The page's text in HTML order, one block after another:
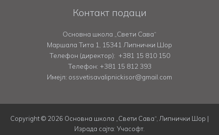
Контакт подаци
Основна школа „Свети Сава“
Маршала Тита 1, 15341 Липнички Шор
Телефон (директор): +381 15 810 150
Телефон: +381 15 812 393
Имејл: ossvetisavalipnickisor@gmail.com
Copyright © 2026 Основна школа „Свети Сава“, Липнички Шор |
Израда сајта: Учасофт.